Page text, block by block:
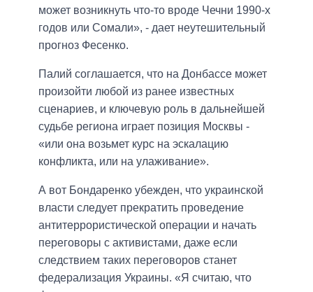
может возникнуть что-то вроде Чечни 1990-х
годов или Сомали», - дает неутешительный
прогноз Фесенко.
Палий соглашается, что на Донбассе может
произойти любой из ранее известных
сценариев, и ключевую роль в дальнейшей
судьбе региона играет позиция Москвы -
«или она возьмет курс на эскалацию
конфликта, или на улаживание».
А вот Бондаренко убежден, что украинской
власти следует прекратить проведение
антитеррористической операции и начать
переговоры с активистами, даже если
следствием таких переговоров станет
федерализация Украины. «Я считаю, что